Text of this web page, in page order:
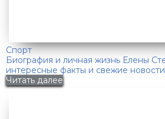
Спорт
Биография и личная жизнь Елены
интересные факты и свежие новости
Читать далее